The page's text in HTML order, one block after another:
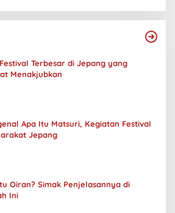
Terbesar di Jepang yang
Menakjubkan
Apa Itu Matsuri, Kegiatan Festival
Jepang
Oiran? Simak Penjelasannya di
Ini